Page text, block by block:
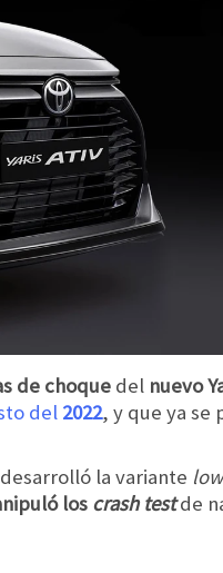
de choque del nuevo
del 2022, y que ya se
la variante
los crash testde